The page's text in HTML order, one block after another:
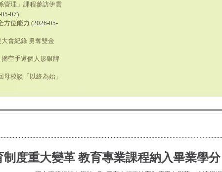
管理」課程參訪伊雲
07)
方位能力 (2026-05-
會紀錄 勇奪雙金
空手道個人形銀牌
校談「以終為始」
度重大變革 教育專業課程納入畢業學分